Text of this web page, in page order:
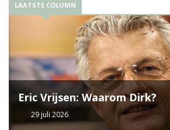
LAATSTE COLUMN
Eric Vrijsen: Waarom Dirk?
29 juli 2026